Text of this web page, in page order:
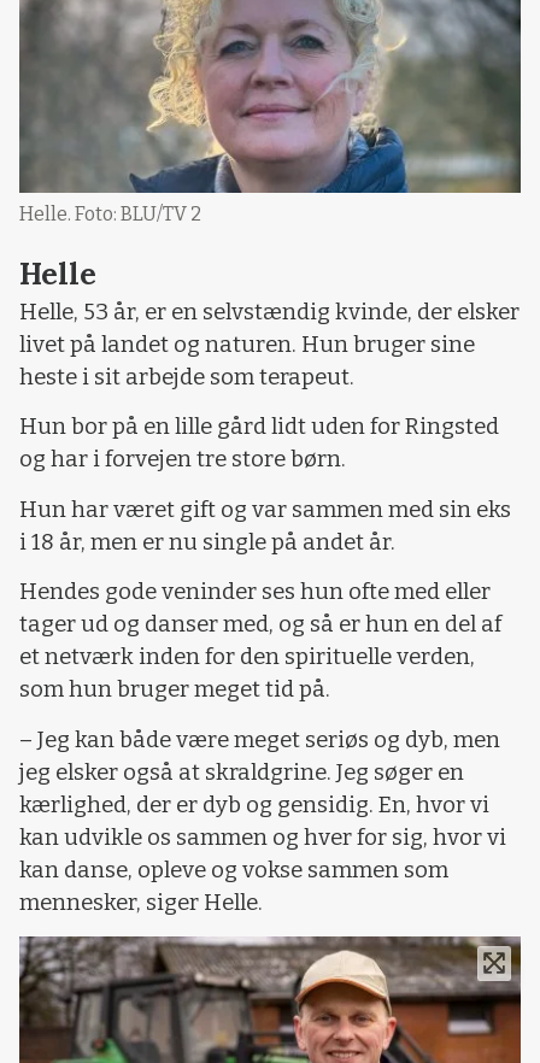
Helle. Foto: BLU/TV 2
Helle
Helle, 53 år, er en selvstændig kvinde, der elsker
livet på landet og naturen. Hun bruger sine
heste i sit arbejde som terapeut.
Hun bor på en lille gård lidt uden for Ringsted
og har i forvejen tre store børn.
Hun har været gift og var sammen med sin eks
i 18 år, men er nu single på andet år.
Hendes gode veninder ses hun ofte med eller
tager ud og danser med, og så er hun en del af
et netværk inden for den spirituelle verden,
som hun bruger meget tid på.
– Jeg kan både være meget seriøs og dyb, men
jeg elsker også at skraldgrine. Jeg søger en
kærlighed, der er dyb og gensidig. En, hvor vi
kan udvikle os sammen og hver for sig, hvor vi
kan danse, opleve og vokse sammen som
mennesker, siger Helle.